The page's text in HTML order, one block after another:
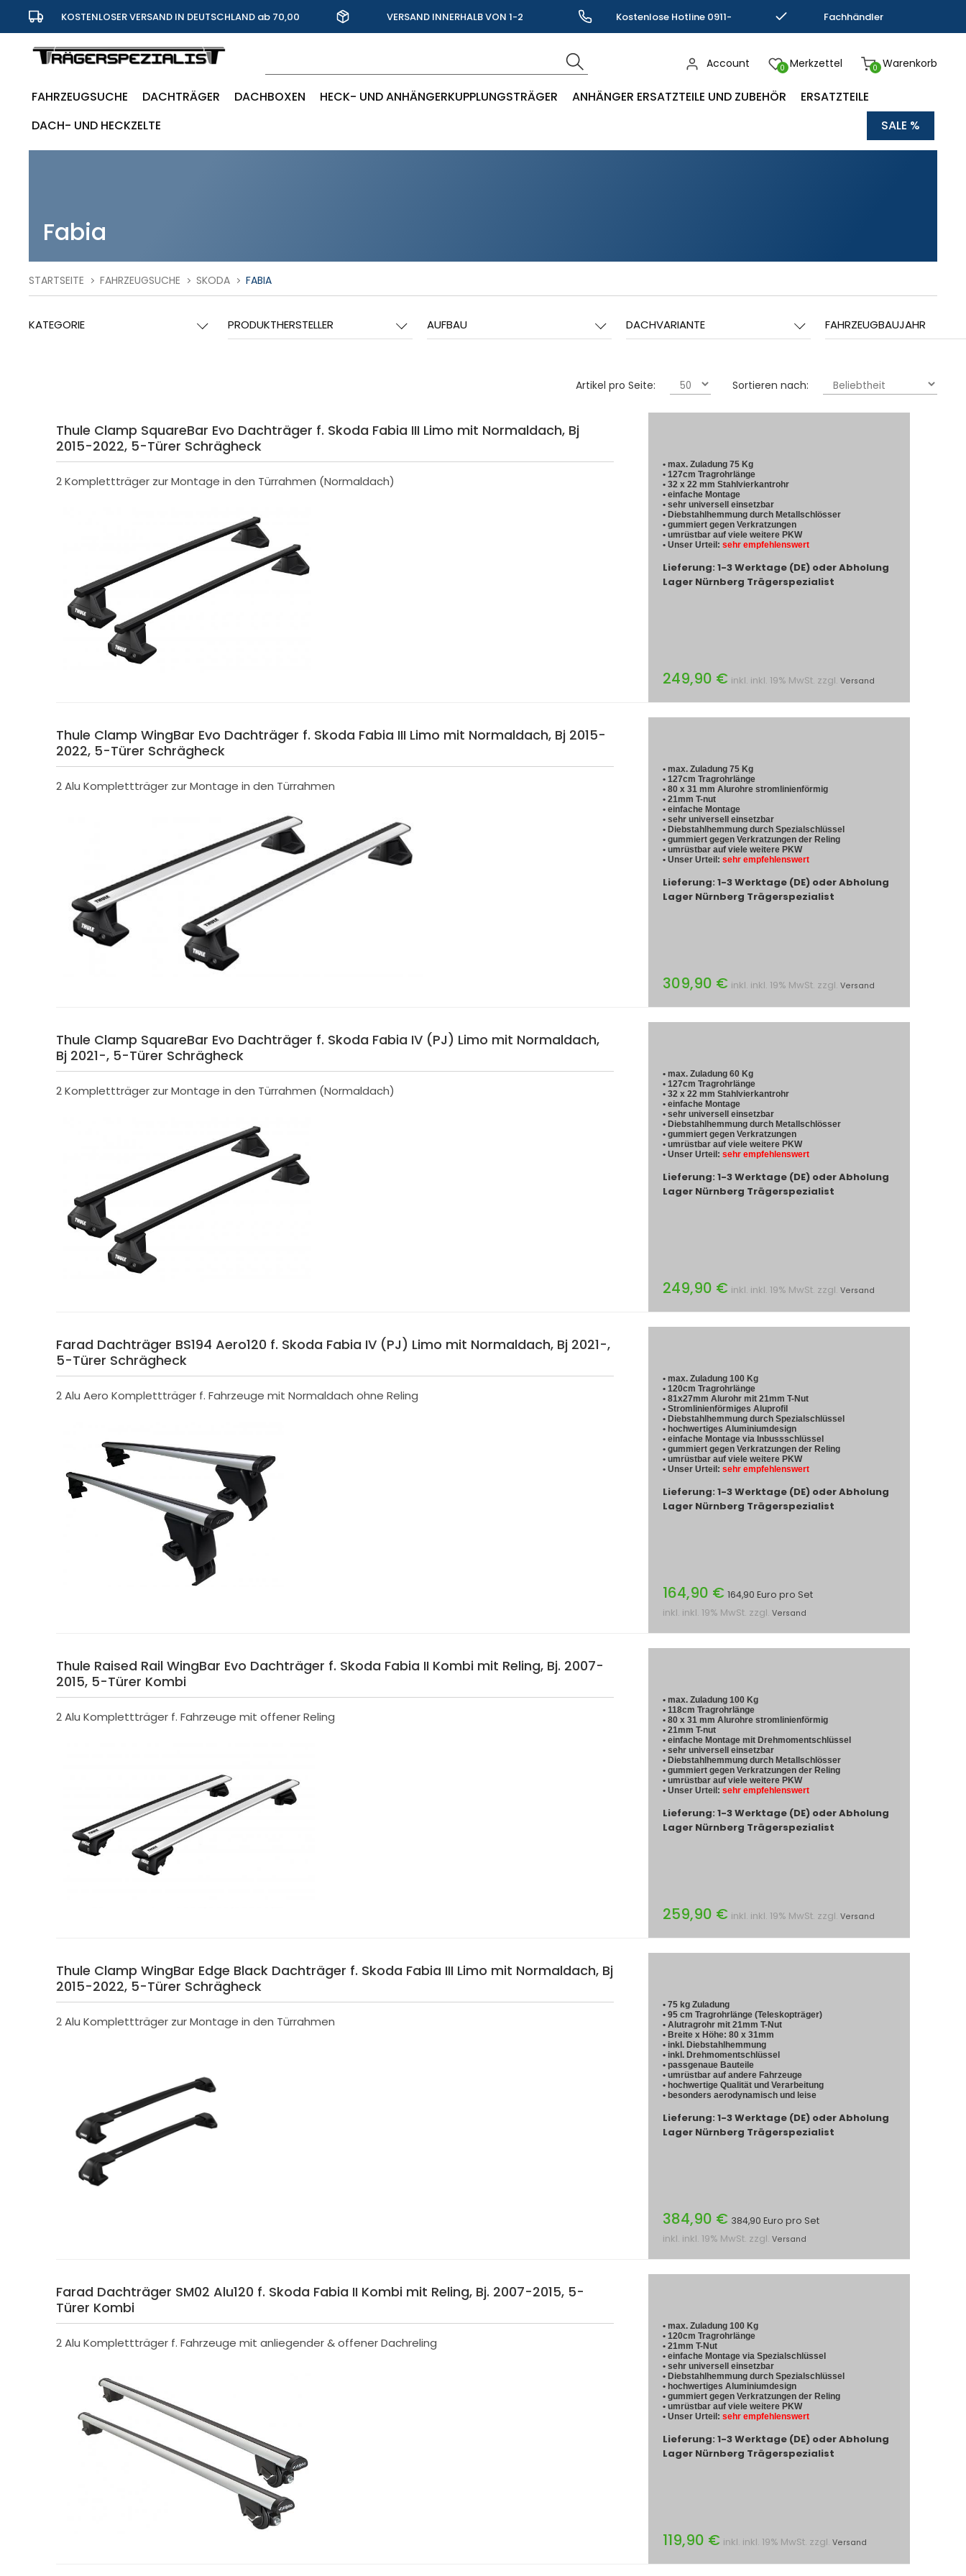
KOSTENLOSER VERSAND IN DEUTSCHLAND ab 70,00
Euro
VERSAND INNERHALB VON 1-2 Kostenlose Hotline 0911- Fachhändler
0 Warenkorb
0 Merkzettel
Account
FAHRZEUGSUCHE DACHTRÄGER DACHBOXEN HECK- UND ANHÄNGERKUPPLUNGSTRÄGER ANHÄNGER ERSATZTEILE UND ZUBEHÖR
ERSATZTEILE
DACH- UND HECKZELTE
SALE %
Fabia
STARTSEITE FAHRZEUGSUCHE SKODA FABIA
KATEGORIE PRODUKTHERSTELLER AUFBAU DACHVARIANTE FAHRZEUGBAUJAHR
Sortieren nach:
Artikel pro Seite:
Thule Clamp SquareBar Evo Dachträger f. Skoda Fabia III Limo mit Normaldach, Bj
2015-2022, 5-Türer Schrägheck
2 Komplettträger zur Montage in den Türrahmen (Normaldach)
• max. Zuladung 75 Kg
• 127cm Tragrohrlänge
• 32 x 22 mm Stahlvierkantrohr
• einfache Montage
• sehr universell einsetzbar
• Diebstahlhemmung durch Metallschlösser
• gummiert gegen Verkratzungen
• umrüstbar auf viele weitere PKW
• Unser Urteil: sehr empfehlenswert
Lieferung: 1-3 Werktage (DE) oder Abholung
Lager Nürnberg Trägerspezialist
249,90 € inkl. inkl. 19% MwSt. zzgl. Versand
Thule Clamp WingBar Evo Dachträger f. Skoda Fabia III Limo mit Normaldach, Bj 2015-
2022, 5-Türer Schrägheck
2 Alu Komplettträger zur Montage in den Türrahmen
• max. Zuladung 75 Kg
• 127cm Tragrohrlänge
• 80 x 31 mm Alurohre stromlinienförmig
• 21mm T-nut
• einfache Montage
• sehr universell einsetzbar
• Diebstahlhemmung durch Spezialschlüssel
• gummiert gegen Verkratzungen der Reling
• umrüstbar auf viele weitere PKW
• Unser Urteil: sehr empfehlenswert
Lieferung: 1-3 Werktage (DE) oder Abholung
Lager Nürnberg Trägerspezialist
309,90 € inkl. inkl. 19% MwSt. zzgl. Versand
Thule Clamp SquareBar Evo Dachträger f. Skoda Fabia IV (PJ) Limo mit Normaldach,
Bj 2021-, 5-Türer Schrägheck
2 Komplettträger zur Montage in den Türrahmen (Normaldach)
• max. Zuladung 60 Kg
• 127cm Tragrohrlänge
• 32 x 22 mm Stahlvierkantrohr
• einfache Montage
• sehr universell einsetzbar
• Diebstahlhemmung durch Metallschlösser
• gummiert gegen Verkratzungen
• umrüstbar auf viele weitere PKW
• Unser Urteil: sehr empfehlenswert
Lieferung: 1-3 Werktage (DE) oder Abholung
Lager Nürnberg Trägerspezialist
249,90 € inkl. inkl. 19% MwSt. zzgl. Versand
Farad Dachträger BS194 Aero120 f. Skoda Fabia IV (PJ) Limo mit Normaldach, Bj 2021-,
5-Türer Schrägheck
2 Alu Aero Komplettträger f. Fahrzeuge mit Normaldach ohne Reling
• max. Zuladung 100 Kg
• 120cm Tragrohrlänge
• 81x27mm Alurohr mit 21mm T-Nut
• Stromlinienförmiges Aluprofil
• Diebstahlhemmung durch Spezialschlüssel
• hochwertiges Aluminiumdesign
• einfache Montage via Inbussschlüssel
• gummiert gegen Verkratzungen der Reling
• umrüstbar auf viele weitere PKW
• Unser Urteil: sehr empfehlenswert
Lieferung: 1-3 Werktage (DE) oder Abholung
Lager Nürnberg Trägerspezialist
164,90 € 164,90 Euro pro Set
inkl. inkl. 19% MwSt. zzgl. Versand
Thule Raised Rail WingBar Evo Dachträger f. Skoda Fabia II Kombi mit Reling, Bj. 2007-
2015, 5-Türer Kombi
2 Alu Komplettträger f. Fahrzeuge mit offener Reling
• max. Zuladung 100 Kg
• 118cm Tragrohrlänge
• 80 x 31 mm Alurohre stromlinienförmig
• 21mm T-nut
• einfache Montage mit Drehmomentschlüssel
• sehr universell einsetzbar
• Diebstahlhemmung durch Metallschlösser
• gummiert gegen Verkratzungen der Reling
• umrüstbar auf viele weitere PKW
• Unser Urteil: sehr empfehlenswert
Lieferung: 1-3 Werktage (DE) oder Abholung
Lager Nürnberg Trägerspezialist
259,90 € inkl. inkl. 19% MwSt. zzgl. Versand
Thule Clamp WingBar Edge Black Dachträger f. Skoda Fabia III Limo mit Normaldach, Bj
2015-2022, 5-Türer Schrägheck
2 Alu Komplettträger zur Montage in den Türrahmen
• 75 kg Zuladung
• 95 cm Tragrohrlänge (Teleskopträger)
• Alutragrohr mit 21mm T-Nut
• Breite x Höhe: 80 x 31mm
• inkl. Diebstahlhemmung
• inkl. Drehmomentschlüssel
• passgenaue Bauteile
• umrüstbar auf andere Fahrzeuge
• hochwertige Qualität und Verarbeitung
• besonders aerodynamisch und leise
Lieferung: 1-3 Werktage (DE) oder Abholung
Lager Nürnberg Trägerspezialist
384,90 € 384,90 Euro pro Set
inkl. inkl. 19% MwSt. zzgl. Versand
Farad Dachträger SM02 Alu120 f. Skoda Fabia II Kombi mit Reling, Bj. 2007-2015, 5-
Türer Kombi
2 Alu Komplettträger f. Fahrzeuge mit anliegender & offener Dachreling
• max. Zuladung 100 Kg
• 120cm Tragrohrlänge
• 21mm T-Nut
• einfache Montage via Spezialschlüssel
• sehr universell einsetzbar
• Diebstahlhemmung durch Spezialschlüssel
• hochwertiges Aluminiumdesign
• gummiert gegen Verkratzungen der Reling
• umrüstbar auf viele weitere PKW
• Unser Urteil: sehr empfehlenswert
Lieferung: 1-3 Werktage (DE) oder Abholung
Lager Nürnberg Trägerspezialist
119,90 € inkl. inkl. 19% MwSt. zzgl. Versand